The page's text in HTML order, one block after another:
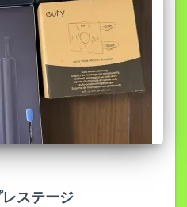
ステージ